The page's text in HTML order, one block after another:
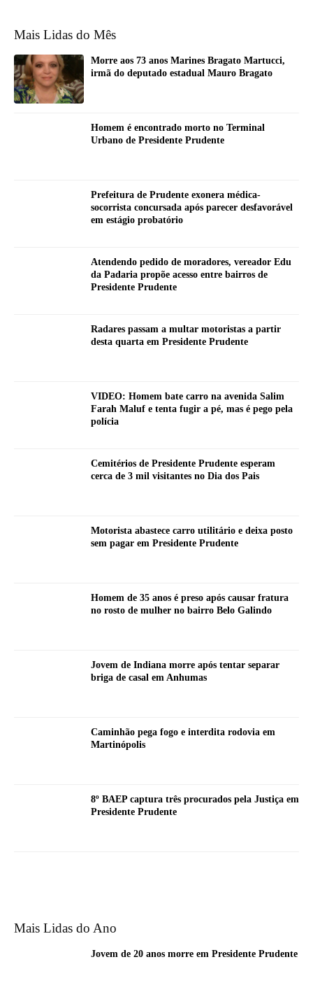
Mais Lidas do Mês
Morre aos 73 anos Marines Bragato Martucci,
irmã do deputado estadual Mauro Bragato
Homem é encontrado morto no Terminal
Urbano de Presidente Prudente
Prefeitura de Prudente exonera médica-
socorrista concursada após parecer desfavorável
em estágio probatório
Atendendo pedido de moradores, vereador Edu
da Padaria propõe acesso entre bairros de
Presidente Prudente
Radares passam a multar motoristas a partir
desta quarta em Presidente Prudente
VIDEO: Homem bate carro na avenida Salim
Farah Maluf e tenta fugir a pé, mas é pego pela
polícia
Cemitérios de Presidente Prudente esperam
cerca de 3 mil visitantes no Dia dos Pais
Motorista abastece carro utilitário e deixa posto
sem pagar em Presidente Prudente
Homem de 35 anos é preso após causar fratura
no rosto de mulher no bairro Belo Galindo
Jovem de Indiana morre após tentar separar
briga de casal em Anhumas
Caminhão pega fogo e interdita rodovia em
Martinópolis
8º BAEP captura três procurados pela Justiça em
Presidente Prudente
Mais Lidas do Ano
Jovem de 20 anos morre em Presidente Prudente